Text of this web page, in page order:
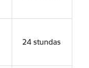
24 stundas